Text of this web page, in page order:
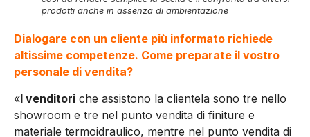
prodotti anche in assenza di ambientazione
Dialogare con un cliente più informato richiede
altissime competenze. Come preparate il vostro
personale di vendita?
«I venditori che assistono la clientela sono tre nello
showroom e tre nel punto vendita di finiture e
materiale termoidraulico, mentre nel punto vendita di